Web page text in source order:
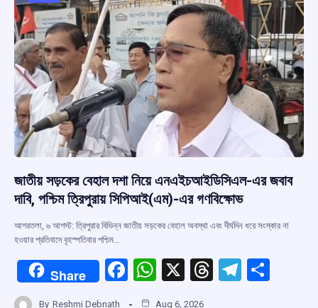
জাতীয় সড়কের বেহাল দশা নিয়ে এনএইচআইডিসিএল-এর জবাব
দাবি, পশ্চিম ত্রিপুরায় সিপিআই(এম)-এর গণবিক্ষোভ
আগরতলা, ৬ আগস্ট: ত্রিপুরার বিভিন্ন জাতীয় সড়কের বেহাল অবস্থা এবং দীর্ঘদিন ধরে সংস্কার না
হওয়ার প্রতিবাদে বৃহস্পতিবার পশ্চিম…
Share
F
W X
T
T
By Reshmi Debnath Aug 6, 2026